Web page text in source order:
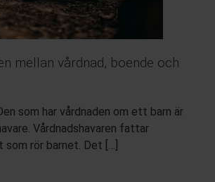
mellan vårdnad, boende och
som har vårdnaden om ett barn är
Vårdnadshavaren fattar
som rör barnet. Det […]